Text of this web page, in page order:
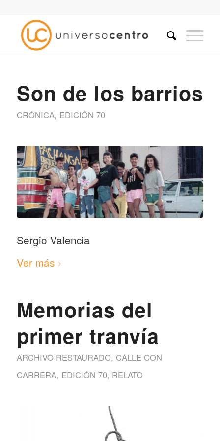
Son de los barrios
CRÓNICA, EDICIÓN 70
Sergio Valencia
Ver más
Memorias del
primer tranvía
ARCHIVO RESTAURADO, CALLE CON
CARRERA, EDICIÓN 70, RELATO